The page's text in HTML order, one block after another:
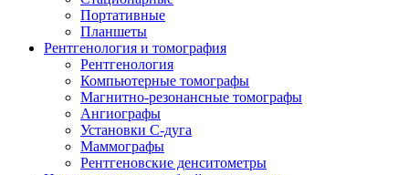
Портативные
Планшеты
Рентгенология и томография
Рентгенология
Компьютерные томографы
Магнитно-резонансные томографы
Ангиографы
Установки С-дуга
Маммографы
Рентгеновские денситометры